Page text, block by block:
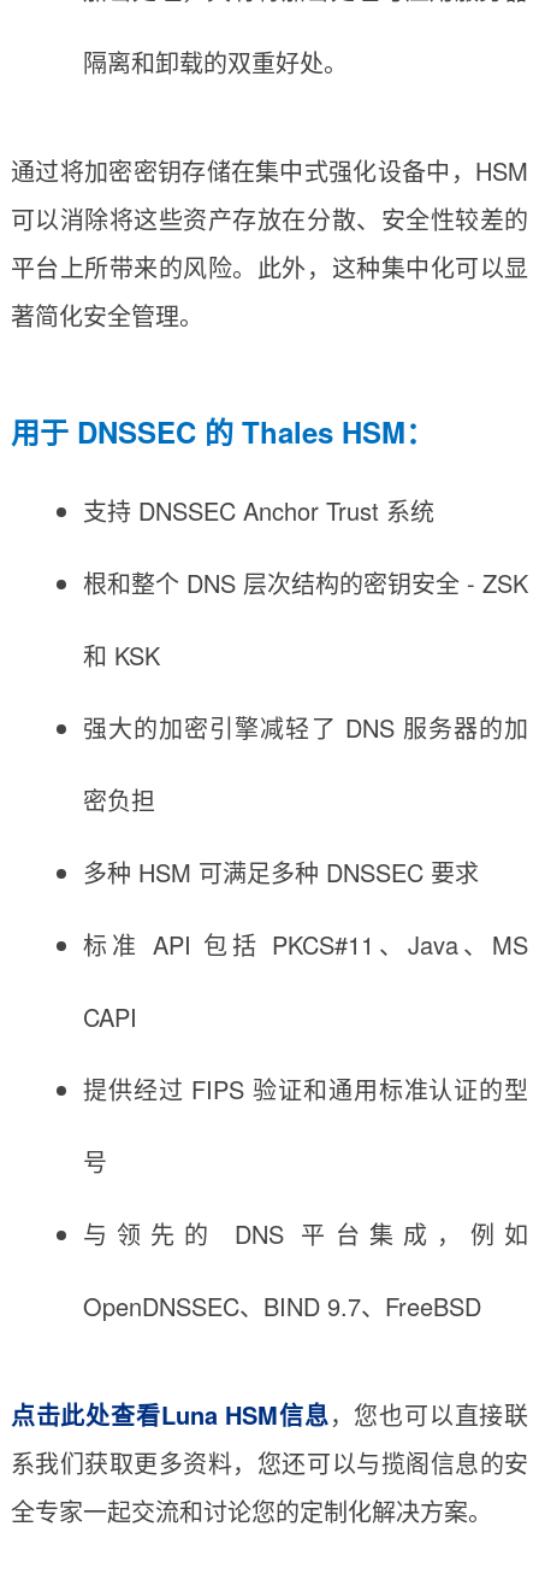
隔离和卸载的双重好处。
通过将加密密钥存储在集中式强化设备中，HSM
可以消除将这些资产存放在分散、安全性较差的
平台上所带来的风险。此外，这种集中化可以显
著简化安全管理。
用于 DNSSEC 的 Thales HSM：
支持 DNSSEC Anchor Trust 系统
根和整个 DNS 层次结构的密钥安全 - ZSK
和 KSK
强大的加密引擎减轻了 DNS 服务器的加
密负担
多种 HSM 可满足多种 DNSSEC 要求
标准 API 包括 PKCS#11、Java、MS
CAPI
提供经过 FIPS 验证和通用标准认证的型
号
与领先的 DNS 平台集成，例如
OpenDNSSEC、BIND 9.7、FreeBSD
点击此处查看Luna HSM信息，您也可以直接联
系我们获取更多资料，您还可以与揽阁信息的安
全专家一起交流和讨论您的定制化解决方案。